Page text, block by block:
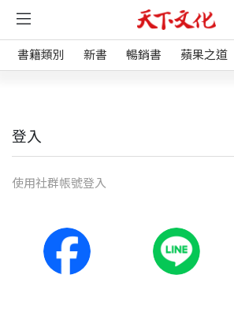
書籍類別 新書 暢銷書 蘋果之道
登入
使⽤社群帳號登入